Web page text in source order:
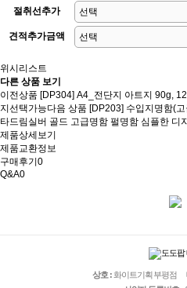
절취선추가
견적추가금액
위시리스트
다른 상품 보기
이전상품 [DP304] A4_전단지 아트지 90g,
지선택가능다음 상품 [DP203] 수입지명함(
타드림실버 골드 고급명함 펄명함 심플한 디
제품상세보기
제품교환정보
구매후기 0
Q&A0
상호 : 화이트기획 부평점